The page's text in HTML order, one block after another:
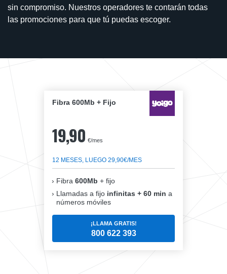
sin compromiso. Nuestros operadores te contarán todas
las promociones para que tú puedas escoger.
Fibra 600Mb + Fijo
19,90 €/mes
12 MESES, LUEGO 29,90€/MES
Fibra 600Mb + fijo
Llamadas a fijo infinitas + 60 min a
números móviles
¡LLAMA GRATIS!
800 622 393